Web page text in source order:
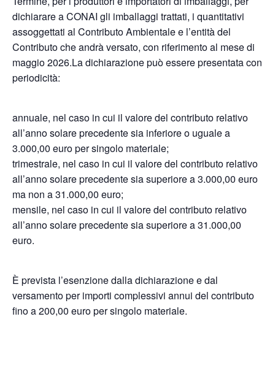
dichiarare a CONAI gli imballaggi trattati, i quantitativi
assoggettati al Contributo Ambientale e l’entità del
Contributo che andrà versato, con riferimento al mese di
maggio 2026.La dichiarazione può essere presentata con
periodicità:
annuale, nel caso in cui il valore del contributo relativo
all’anno solare precedente sia inferiore o uguale a
3.000,00 euro per singolo materiale;
trimestrale, nel caso in cui il valore del contributo relativo
all’anno solare precedente sia superiore a 3.000,00 euro
ma non a 31.000,00 euro;
mensile, nel caso in cui il valore del contributo relativo
all’anno solare precedente sia superiore a 31.000,00
euro.
È prevista l’esenzione dalla dichiarazione e dal
versamento per importi complessivi annui del contributo
fino a 200,00 euro per singolo materiale.